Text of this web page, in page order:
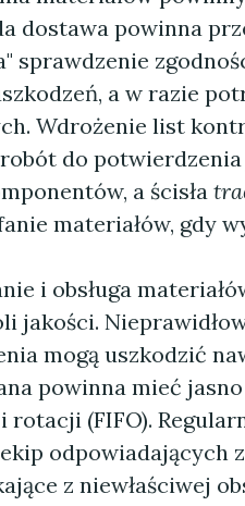
dostawa powinna
sprawdzenie
a w razie
Wdrożenie list
do
a ścisła
materiałów, gdy
i obsługa
jakości.
mogą uszkodzić
powinna mieć
rotacji (FIFO).
z niewłaściwej